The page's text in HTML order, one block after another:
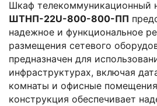
Шкаф телекоммуникационный
ШТНП-22U-800-800-ПП
надежное и функциональное
размещения сетевого
предназначен для
инфраструктурах, включая
комнаты и офисные
конструкция обеспечивает